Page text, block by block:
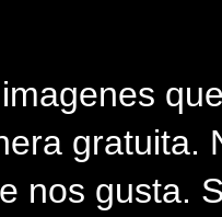
gratuita.
nos gusta.